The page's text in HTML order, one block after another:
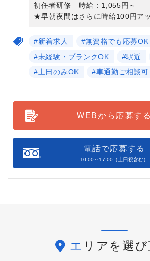
初任者研修 時給：1,055円～
★早朝夜間はさらに時給100円ア
#新着求人
#無資格でも応募OK
#未経験・ブランクOK
#駅近
#土日のみOK
#車通勤ご相談可
WEBから応募する
電話で応募する
10:00～17:00（土日祝含む）
エリアを選